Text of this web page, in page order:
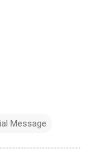
Message